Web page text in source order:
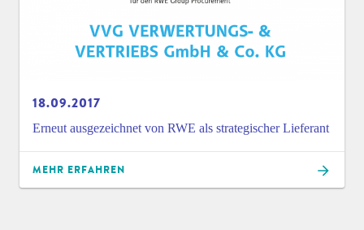
18.09.2017
Erneut ausgezeichnet von RWE als strategischer Lieferant
MEHR ERFAHREN